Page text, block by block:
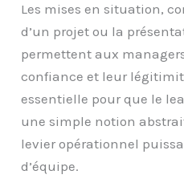
Les mises en situation,
d’un projet ou la
permettent aux
confiance et leur
essentielle pour que le
une simple notion
levier opérationnel
d’équipe.